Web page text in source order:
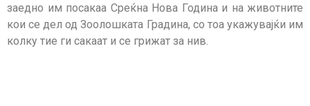
заедно им посакаа Среќна Нова Година и на животните
кои се дел од Зоолошката Градина, со тоа укажувајќи им
колку тие ги сакаат и се грижат за нив.